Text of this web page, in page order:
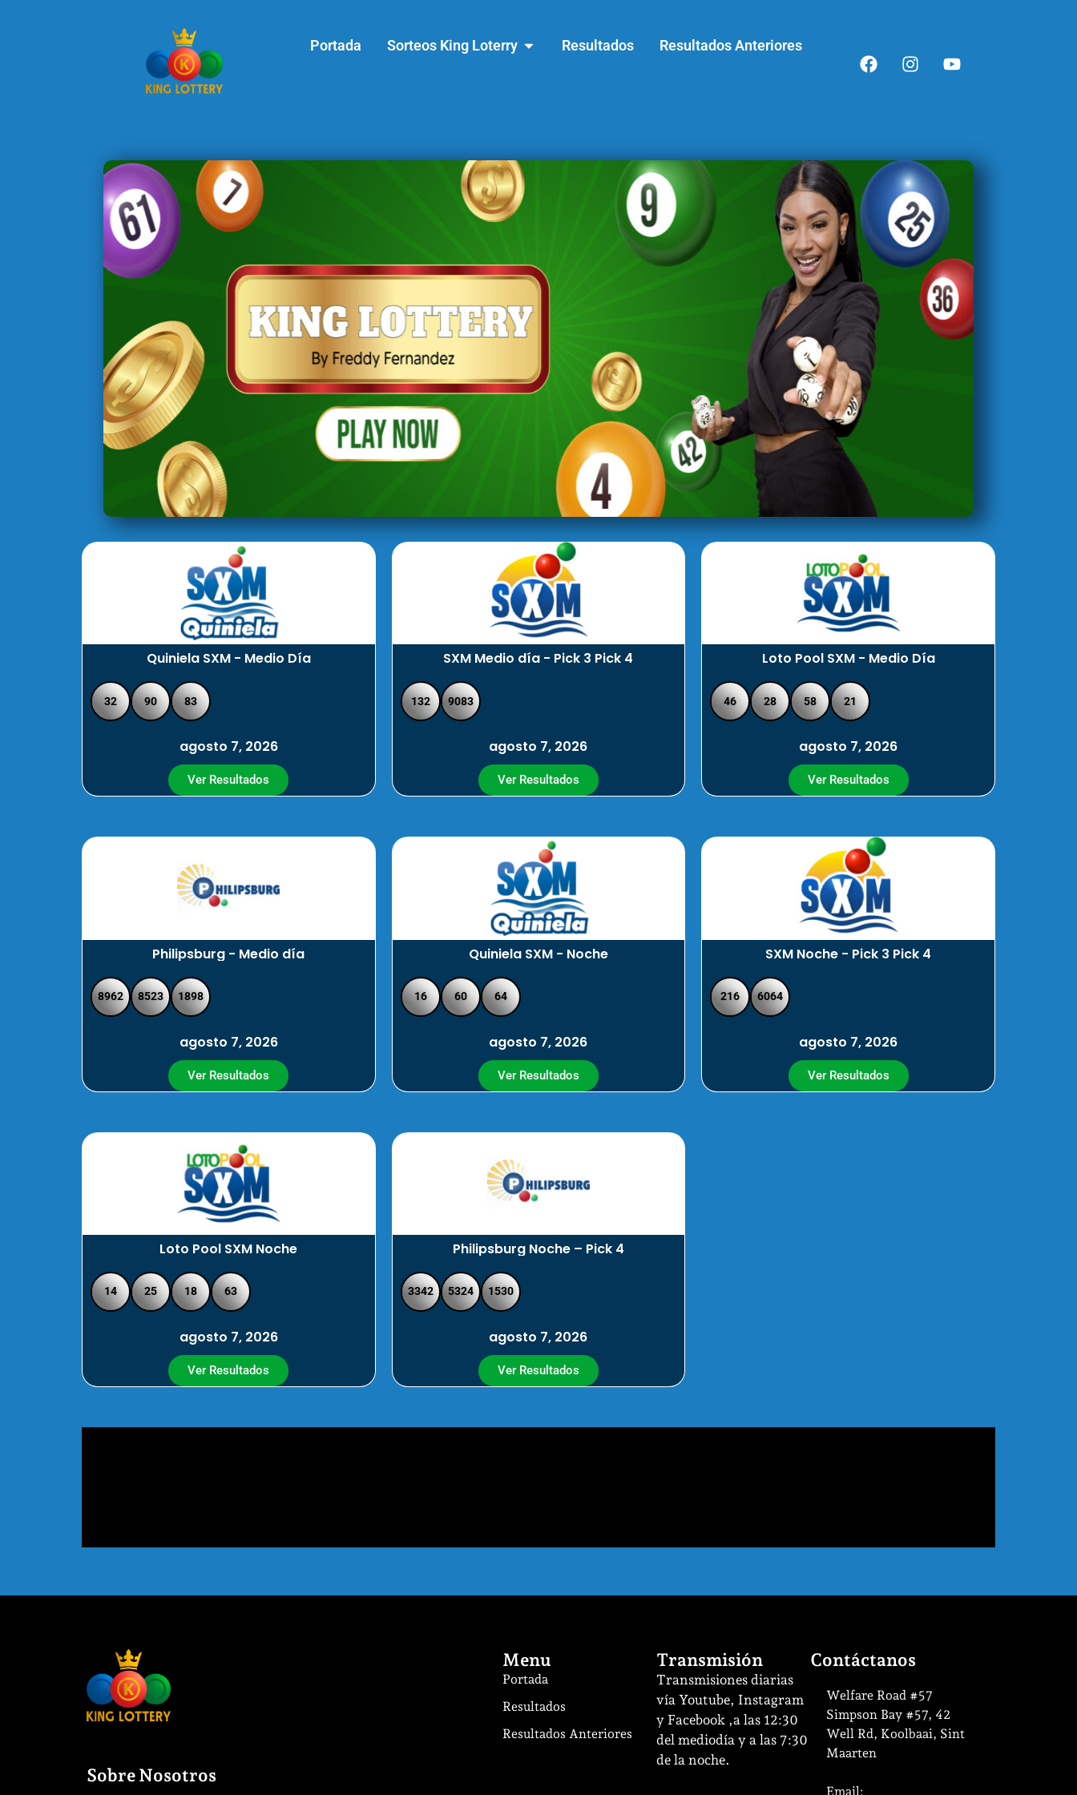
Portada Sorteos King Loterry Resultados Resultados Anteriores
Quiniela SXM - Medio Día SXM Medio día - Pick 3 Pick 4 Loto Pool SXM - Medio Día
32 90 83
agosto 7, 2026
132 9083
agosto 7, 2026
46 28 58 21
agosto 7, 2026
Ver Resultados Ver Resultados Ver Resultados
Philipsburg - Medio día Quiniela SXM - Noche SXM Noche - Pick 3 Pick 4
8962 8523 1898
agosto 7, 2026
16 60 64
agosto 7, 2026
216 6064
agosto 7, 2026
Ver Resultados Ver Resultados Ver Resultados
Loto Pool SXM Noche Philipsburg Noche – Pick 4
14 25 18 63
agosto 7, 2026
3342 5324 1530
agosto 7, 2026
Ver Resultados Ver Resultados
Sobre Nosotros
Menu
Portada
Resultados
Resultados Anteriores
Transmisión
Transmisiones diarias
vía Youtube, Instagram
y Facebook ,a las 12:30
del mediodía y a las 7:30
de la noche.
Contáctanos
Welfare Road #57
Simpson Bay #57, 42
Well Rd, Koolbaai, Sint
Maarten
Email: